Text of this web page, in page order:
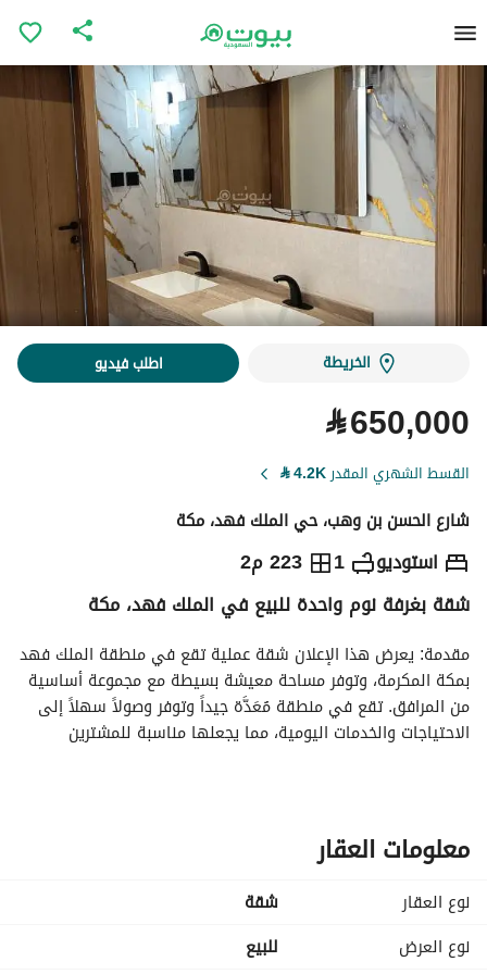
الخريطة اطلب فيديو
⃁650,000
القسط الشهري المقدر4.2K
⃁
شارع الحسن بن وهب، حي الملك فهد، مكة
استوديو 1 223 م2 ⃁
650,000
التفاصيل معلومات ترخيص الإعلان حاسبة التمويلشقة بغرفة نوم واحدة للبيع في الملك فهد، مكة
- نوع العقار: شقة
- الغرض: للبيع
- المدينة: مكة المكرمة
- الموقع: الملك فهد
- السعر: 650,000 ريال سعودي
- المفروشات: غير مفروشة
معلومات العقار
نوع العقار
شقة
نوع العرض
للبيع